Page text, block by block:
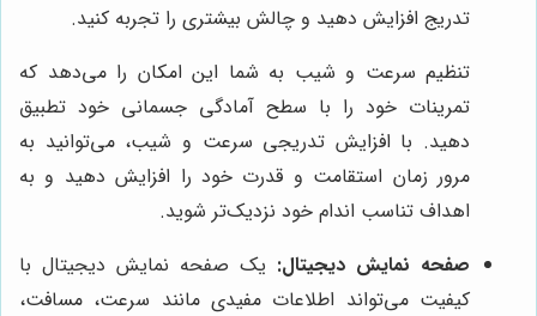
تدریج افزایش دهید و چالش بیشتری را تجربه کنید.
تنظیم سرعت و شیب به شما این امکان را می‌دهد که
تمرینات خود را با سطح آمادگی جسمانی خود تطبیق
دهید. با افزایش تدریجی سرعت و شیب، می‌توانید به
مرور زمان استقامت و قدرت خود را افزایش دهید و به
اهداف تناسب اندام خود نزدیک‌تر شوید.
صفحه نمایش دیجیتال: یک صفحه نمایش دیجیتال با
کیفیت می‌تواند اطلاعات مفیدی مانند سرعت، مسافت،